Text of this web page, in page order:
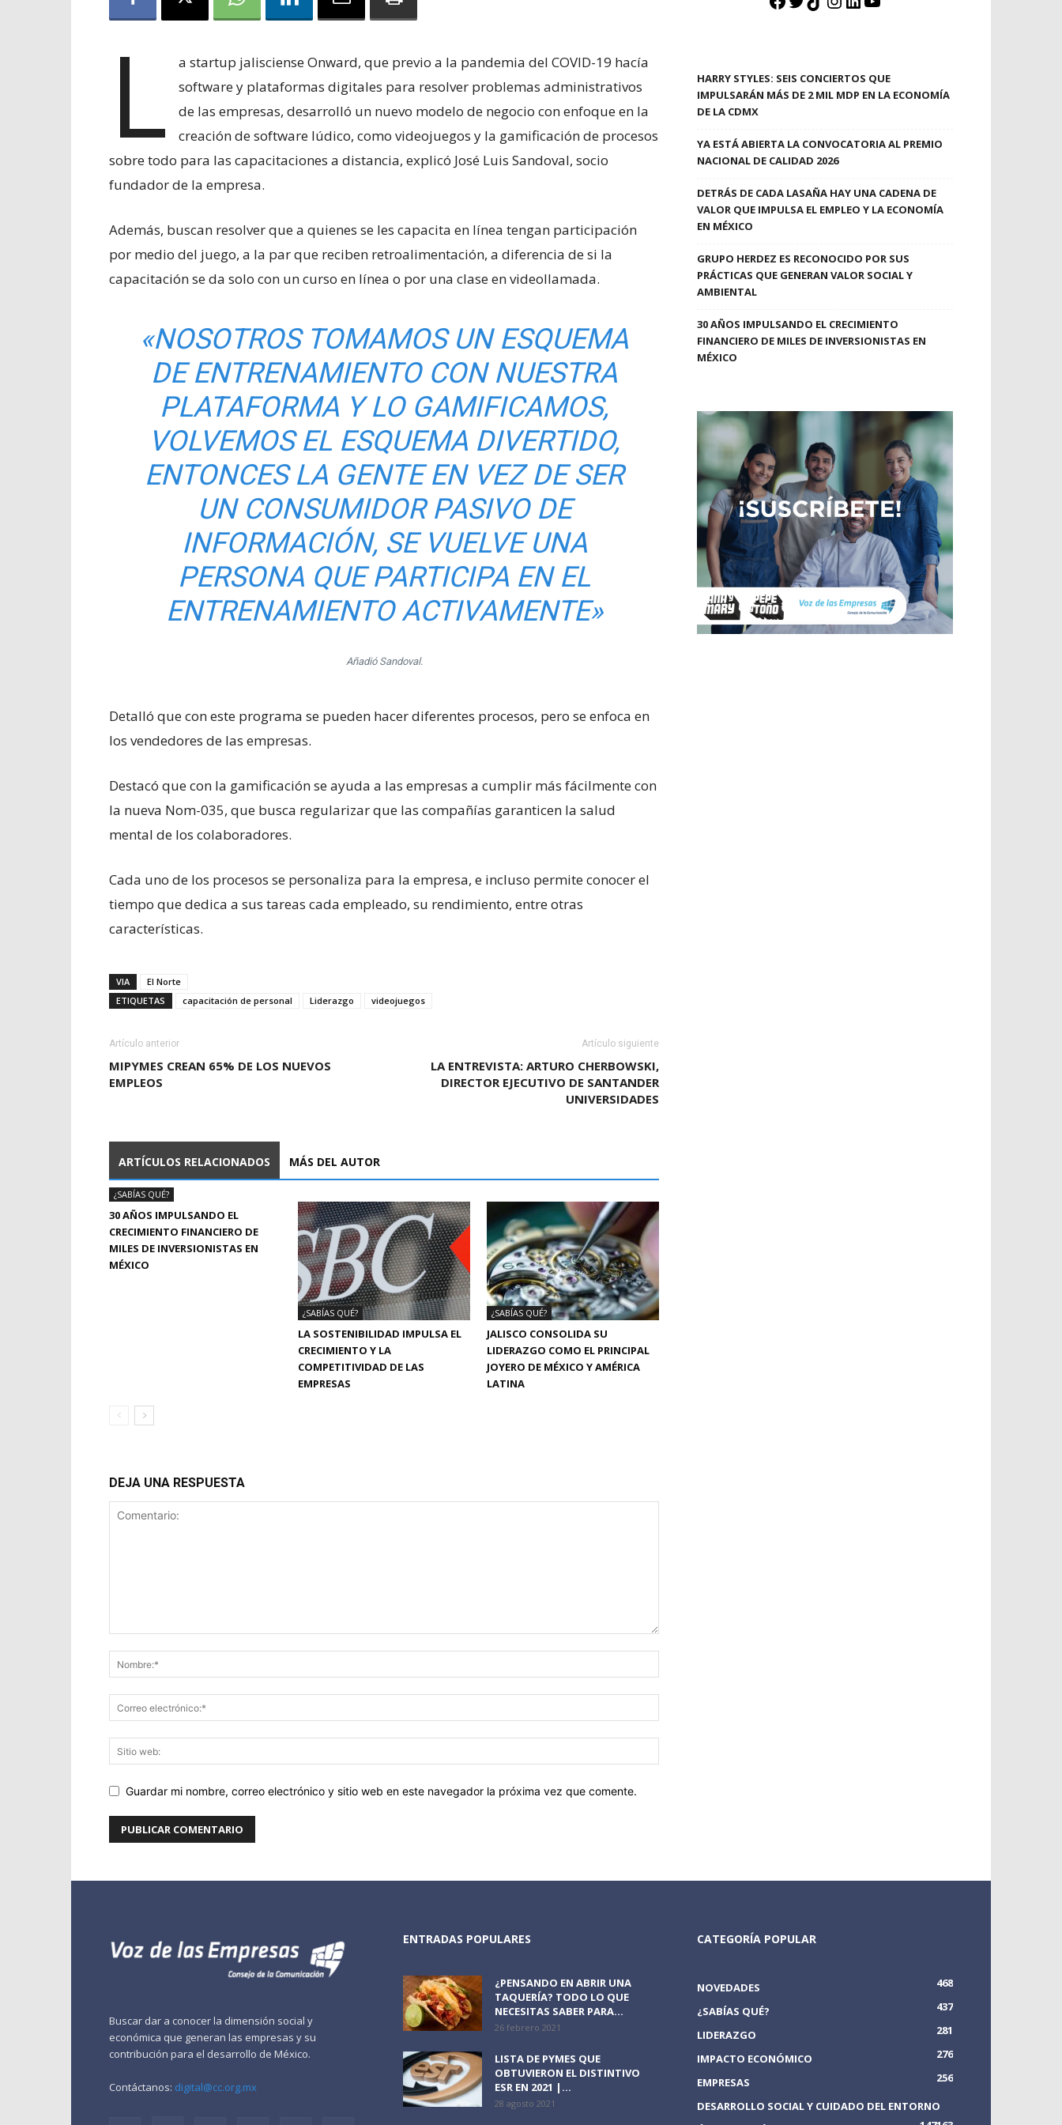
L
a startup jalisciense Onward, que previo a la pandemia del COVID-19 hacía
software y plataformas digitales para resolver problemas administrativos
de las empresas, desarrolló un nuevo modelo de negocio con enfoque en la
creación de software lúdico, como videojuegos y la gamificación de procesos
sobre todo para las capacitaciones a distancia, explicó José Luis Sandoval, socio
fundador de la empresa.
Además, buscan resolver que a quienes se les capacita en línea tengan participación
por medio del juego, a la par que reciben retroalimentación, a diferencia de si la
capacitación se da solo con un curso en línea o por una clase en videollamada.
«NOSOTROS TOMAMOS UN ESQUEMA
DE ENTRENAMIENTO CON NUESTRA
PLATAFORMA Y LO GAMIFICAMOS,
VOLVEMOS EL ESQUEMA DIVERTIDO,
ENTONCES LA GENTE EN VEZ DE SER
UN CONSUMIDOR PASIVO DE
INFORMACIÓN, SE VUELVE UNA
PERSONA QUE PARTICIPA EN EL
ENTRENAMIENTO ACTIVAMENTE»
Añadió Sandoval.
Detalló que con este programa se pueden hacer diferentes procesos, pero se enfoca en
los vendedores de las empresas.
Destacó que con la gamificación se ayuda a las empresas a cumplir más fácilmente con
la nueva Nom-035, que busca regularizar que las compañías garanticen la salud
mental de los colaboradores.
Cada uno de los procesos se personaliza para la empresa, e incluso permite conocer el
tiempo que dedica a sus tareas cada empleado, su rendimiento, entre otras
características.
VIA
El Norte
ETIQUETAS
capacitación de personal Liderazgo videojuegos
Artículo anterior
MIPYMES CREAN 65% DE LOS NUEVOS
EMPLEOS
Artículo siguiente
LA ENTREVISTA: ARTURO CHERBOWSKI,
DIRECTOR EJECUTIVO DE SANTANDER
UNIVERSIDADES
ARTÍCULOS RELACIONADOS MÁS DEL AUTOR
¿SABÍAS QUÉ?
30 AÑOS IMPULSANDO EL
CRECIMIENTO FINANCIERO DE
MILES DE INVERSIONISTAS EN
MÉXICO
¿SABÍAS QUÉ?
LA SOSTENIBILIDAD IMPULSA EL
CRECIMIENTO Y LA
COMPETITIVIDAD DE LAS
EMPRESAS
¿SABÍAS QUÉ?
JALISCO CONSOLIDA SU
LIDERAZGO COMO EL PRINCIPAL
JOYERO DE MÉXICO Y AMÉRICA
LATINA
DEJA UNA RESPUESTA
Guardar mi nombre, correo electrónico y sitio web en este navegador la próxima vez que comente.
HARRY STYLES: SEIS CONCIERTOS QUE
IMPULSARÁN MÁS DE 2 MIL MDP EN LA ECONOMÍA
DE LA CDMX
YA ESTÁ ABIERTA LA CONVOCATORIA AL PREMIO
NACIONAL DE CALIDAD 2026
DETRÁS DE CADA LASAÑA HAY UNA CADENA DE
VALOR QUE IMPULSA EL EMPLEO Y LA ECONOMÍA
EN MÉXICO
GRUPO HERDEZ ES RECONOCIDO POR SUS
PRÁCTICAS QUE GENERAN VALOR SOCIAL Y
AMBIENTAL
30 AÑOS IMPULSANDO EL CRECIMIENTO
FINANCIERO DE MILES DE INVERSIONISTAS EN
MÉXICO
Buscar dar a conocer la dimensión social y
económica que generan las empresas y su
contribución para el desarrollo de México.
Contáctanos: digital@cc.org.mx
ENTRADAS POPULARES
¿PENSANDO EN ABRIR UNA
TAQUERÍA? TODO LO QUE
NECESITAS SABER PARA...
26 febrero 2021
LISTA DE PYMES QUE
OBTUVIERON EL DISTINTIVO
ESR EN 2021 |...
28 agosto 2021
CATEGORÍA POPULAR
NOVEDADES
468
¿SABÍAS QUÉ?
437
LIDERAZGO
281
IMPACTO ECONÓMICO
276
EMPRESAS
256
DESARROLLO SOCIAL Y CUIDADO DEL ENTORNO